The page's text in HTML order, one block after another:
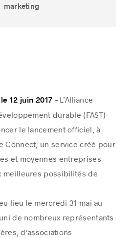
marketing
12 juin 2017 – L’Alliance
durable (FAST)
le lancement officiel, à
Connect, un service créé pour
et moyennes entreprises
meilleures possibilités de
lieu le mercredi 31 mai au
de nombreux représentants
d’associations